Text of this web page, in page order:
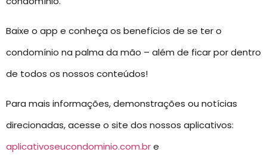
Baixe o app e conheça os benefícios de se ter o
condomínio na palma da mão – além de ficar por dentro
de todos os nossos conteúdos!
Para mais informações, demonstrações ou notícias
direcionadas, acesse o site dos nossos aplicativos:
aplicativoseucondominio.com.bre